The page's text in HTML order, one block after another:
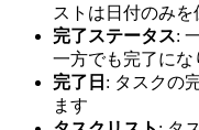
ストは日付のみを
完了ステータス:
一方でも完了にな
完了日 : タスクの
ます